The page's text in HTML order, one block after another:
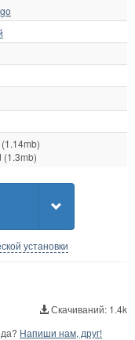
(1.3mb)
установки
Скачиваний: 1.4k
Напиши нам, друг!